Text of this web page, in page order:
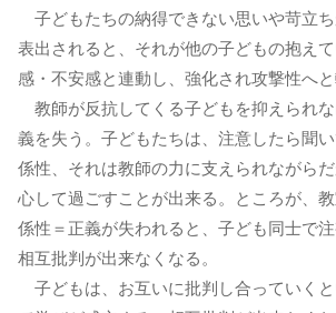
子どもたちの納得できない思いや苛立
表出されると、それが他の子どもの抱え
感・不安感と連動し、強化され攻撃性へと
教師が反抗してくる子どもを抑えられ
義を失う。子どもたちは、注意したら聞
係性、それは教師の力に支えられながら
心して過ごすことが出来る。ところが、
係性＝正義が失われると、子ども同士で注
相互批判が出来なくなる。
子どもは、お互いに批判し合っていく